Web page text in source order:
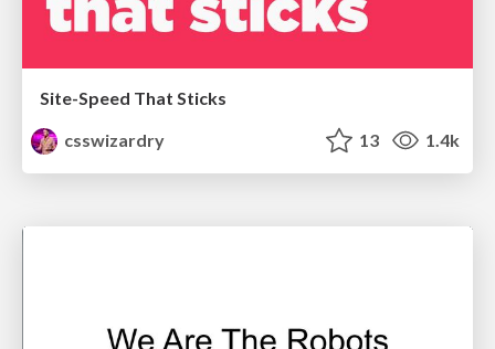
Site-Speed That Sticks
csswizardry
13 1.4k